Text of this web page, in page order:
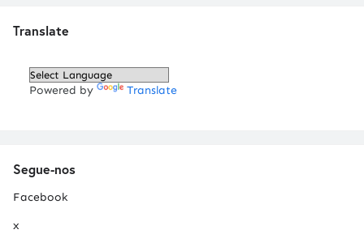
Translate
Powered by Translate
Segue-nos
Facebook
x